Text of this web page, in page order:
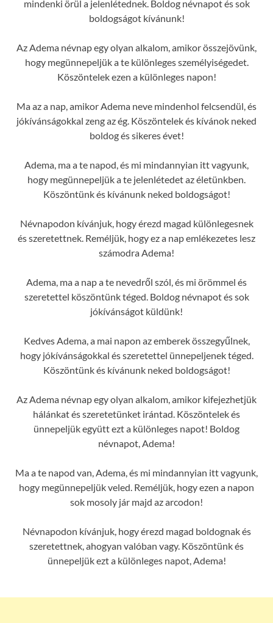
mindenki örül a jelenlétednek. Boldog névnapot és sok
boldogságot kívánunk!
Az Adema névnap egy olyan alkalom, amikor összejövünk,
hogy megünnepeljük a te különleges személyiségedet.
Köszöntelek ezen a különleges napon!
Ma az a nap, amikor Adema neve mindenhol felcsendül, és
jókívánságokkal zeng az ég. Köszöntelek és kívánok neked
boldog és sikeres évet!
Adema, ma a te napod, és mi mindannyian itt vagyunk,
hogy megünnepeljük a te jelenlétedet az életünkben.
Köszöntünk és kívánunk neked boldogságot!
Névnapodon kívánjuk, hogy érezd magad különlegesnek
és szeretettnek. Reméljük, hogy ez a nap emlékezetes lesz
számodra Adema!
Adema, ma a nap a te nevedről szól, és mi örömmel és
szeretettel köszöntünk téged. Boldog névnapot és sok
jókívánságot küldünk!
Kedves Adema, a mai napon az emberek összegyűlnek,
hogy jókívánságokkal és szeretettel ünnepeljenek téged.
Köszöntünk és kívánunk neked boldogságot!
Az Adema névnap egy olyan alkalom, amikor kifejezhetjük
hálánkat és szeretetünket irántad. Köszöntelek és
ünnepeljük együtt ezt a különleges napot! Boldog
névnapot, Adema!
Ma a te napod van, Adema, és mi mindannyian itt vagyunk,
hogy megünnepeljük veled. Reméljük, hogy ezen a napon
sok mosoly jár majd az arcodon!
Névnapodon kívánjuk, hogy érezd magad boldognak és
szeretettnek, ahogyan valóban vagy. Köszöntünk és
ünnepeljük ezt a különleges napot, Adema!